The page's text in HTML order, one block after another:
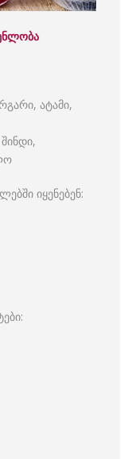
ატამი,
იყენებენ: